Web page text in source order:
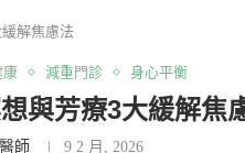
解焦慮法
康 減重門診 身心平衡
與芳療3大緩解焦
師 9 2 月, 2026